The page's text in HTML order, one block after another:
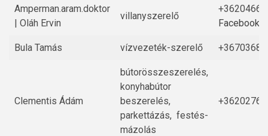
Amperman.aram.doktor
| Oláh Ervin
villanyszerelő
Facebook
Bula Tamás vízvezeték-szerelő
Clementis Ádám
bútorösszeszerelés,
konyhabútor
beszerelés,
parkettázás, festés-
mázolás